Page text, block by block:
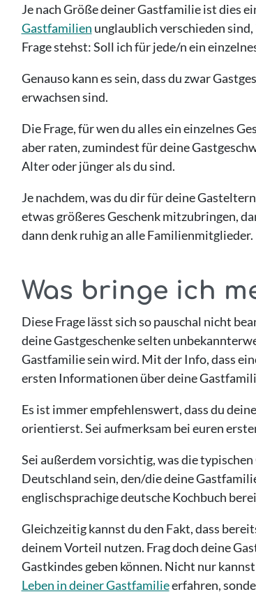
Je nach Größe deiner Gastfamilie ist dies
Gastfamilien unglaublich verschieden
Frage stehst: Soll ich für jede/n ein
Genauso kann es sein, dass du zwar
erwachsen sind.
Die Frage, für wen du alles ein einzelnes
aber raten, zumindest für deine
Alter oder jünger als du sind.
Je nachdem, was du dir für deine
etwas größeres Geschenk mitzubringen,
dann denk ruhig an alle Familienmitglieder.
Was bringe ich
Diese Frage lässt sich so pauschal nicht
deine Gastgeschenke selten
Gastfamilie sein wird. Mit der Info, dass
ersten Informationen über deine
Es ist immer empfehlenswert, dass du
orientierst. Sei aufmerksam bei euren
Sei außerdem vorsichtig, was die
Deutschland sein, den/die deine
englischsprachige deutsche Kochbuch
Gleichzeitig kannst du den Fakt, dass
deinem Vorteil nutzen. Frag doch deine
Gastkindes geben können. Nicht nur
Leben in deiner Gastfamilieerfahren,